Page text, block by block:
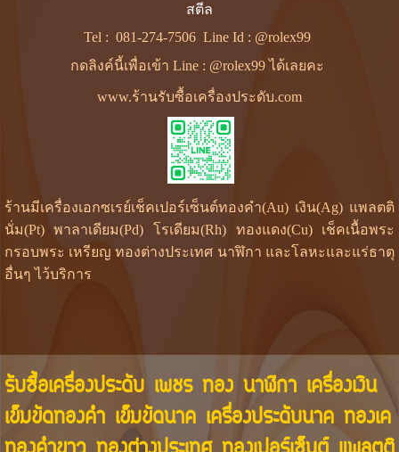
สตีล
Tel :081-274-7506 Line Id : @rolex99
กดลิงค์นี้เพื่อเข้า Line : @rolex99 ได้เลยคะ
www.ร้านรับซื้อเครื่องประดับ.com
ร้านมีเครื่องเอกซเรย์เช็คเปอร์เซ็นต์ทองคำ(Au) เงิน(Ag) แพลตติ
นั่ม(Pt) พาลาเดียม(Pd) โรเดียม(Rh) ทองแดง(Cu) เช็คเนื้อพระ
กรอบพระ เหรียญ ทองต่างประเทศ นาฬิกา และโลหะและแร่ธาตุ
อื่นๆ ไว้บริการ
รับซื้อเครื่องประดับ เพชร ทอง นาฬิกา เครื่องเงิน
เข็มขัดทองคำ เข็มขัดนาค เครื่องประดับนาค ทองเค